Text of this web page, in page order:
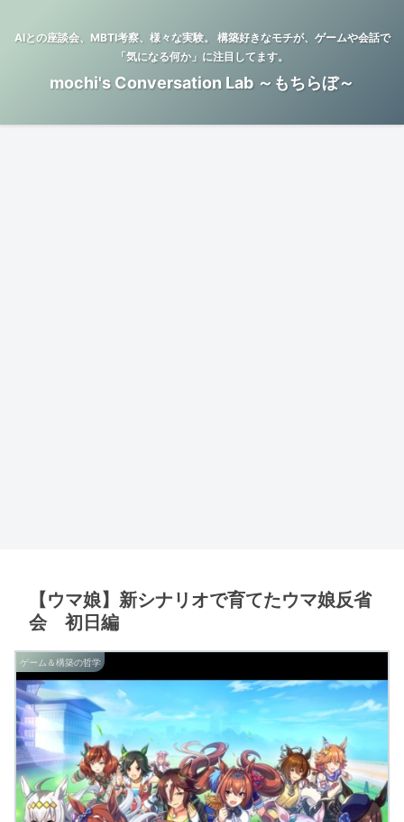
AIとの座談会、MBTI考察、様々な実験。 構築好きなモチが、ゲームや会話で
「気になる何か」に注目してます。
mochi's Conversation Lab ～もちらぼ～
【ウマ娘】新シナリオで育てたウマ娘反省
会 初日編
ゲーム＆構築の哲学